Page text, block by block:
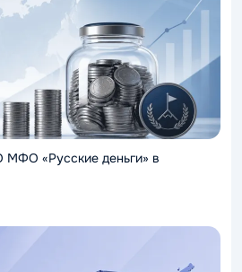
«Русские деньги» в